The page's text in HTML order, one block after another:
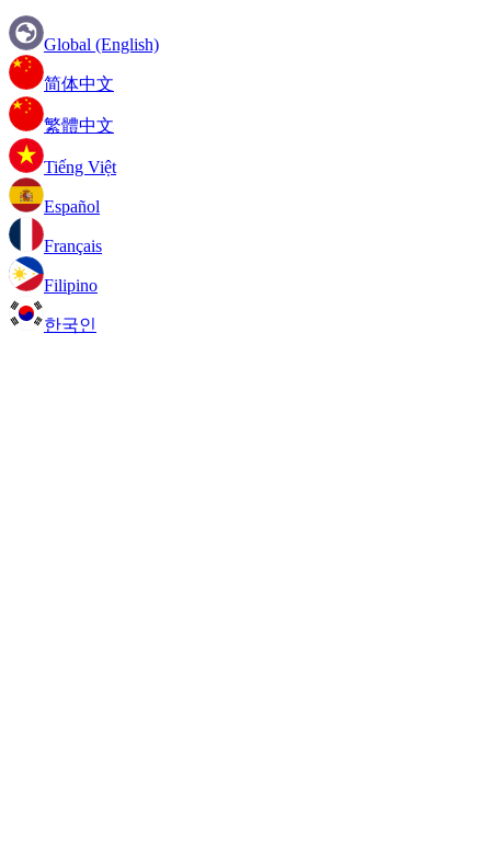
Global (English)
简体中文
繁體中文
Tiếng Việt
Español
Français
Filipino
한국인